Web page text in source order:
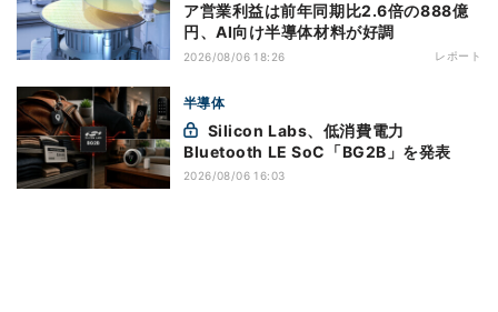
ア営業利益は前年同期比2.6倍の888億
円、AI向け半導体材料が好調
2026/08/06 18:26 レポート
半導体
Bluetooth LE SoC「BG2B」を発表
2026/08/06 16:03